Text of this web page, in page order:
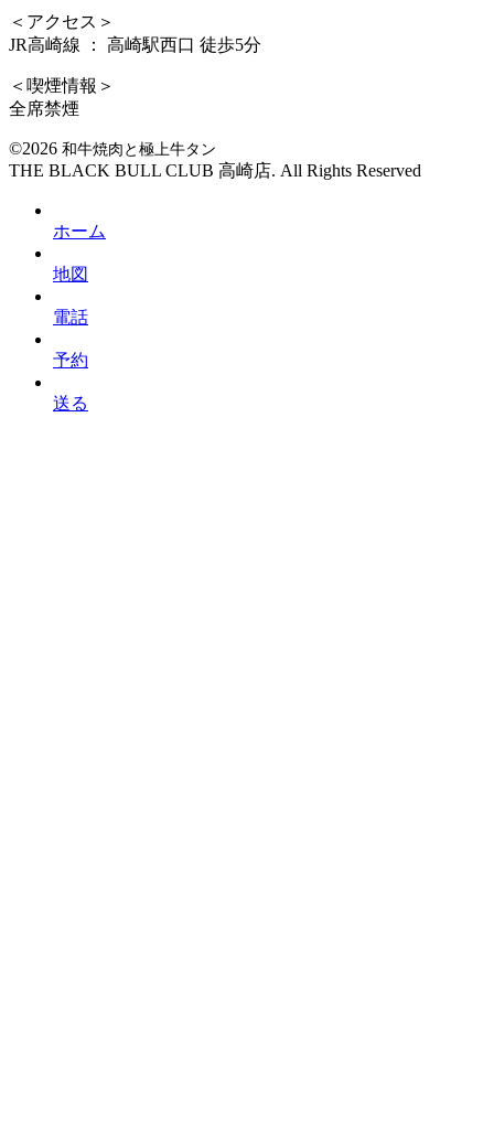
＜アクセス＞
JR高崎線 ： 高崎駅西口 徒歩5分
＜喫煙情報＞
全席禁煙
©2026 和牛焼肉と極上牛タン
THE BLACK BULL CLUB 高崎店. All Rights Reserved
ホーム
地図
電話
予約
送る